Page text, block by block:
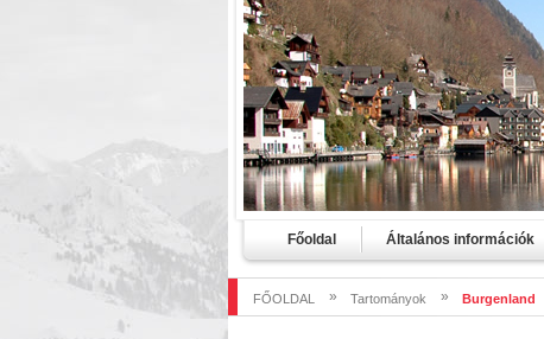
Főoldal Általános információk
FŐOLDAL » Tartományok » Burgenland